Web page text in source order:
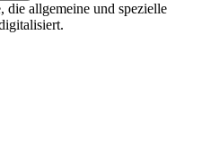
die allgemeine und spezielle